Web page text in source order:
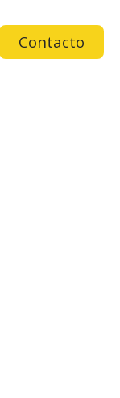
Contacto